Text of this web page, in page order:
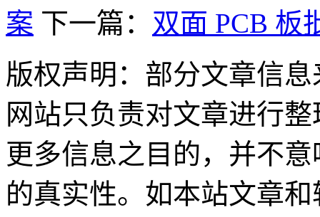
案 下一篇： 双面 PCB 板
版权声明：部分文章信
网站只负责对文章进行
更多信息之目的，并不
的真实性。如本站文章